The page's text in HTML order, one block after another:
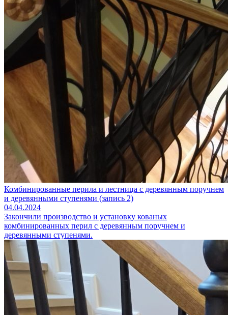
Комбинированные перила и лестница с деревянным поручнем
и деревянными ступенями (запись 2)
04.04.2024
Закончили производство и установку кованых
комбинированных перил с деревянным поручнем и
деревянными ступенями.